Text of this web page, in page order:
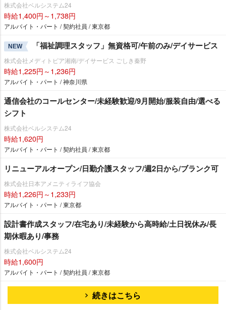
株式会社ベルシステム24
時給1,400円～1,738円
アルバイト・パート / 契約社員 / 東京都
NEW 「福祉調理スタッフ」無資格可/午前のみ/デイサービス
株式会社メディトピア湘南/デイサービス ごしき秦野
時給1,225円～1,236円
アルバイト・パート / 神奈川県
通信会社のコールセンター/未経験歓迎/9月開始/服装自由/選べる
シフト
株式会社ベルシステム24
時給1,620円
アルバイト・パート / 契約社員 / 東京都
リニューアルオープン/日勤介護スタッフ/週2日から/ブランク可
株式会社日本アメニティライフ協会
時給1,226円～1,233円
アルバイト・パート / 東京都
設計書作成スタッフ/在宅あり/未経験から高時給/土日祝休み/長
期休暇あり/事務
株式会社ベルシステム24
時給1,600円
アルバイト・パート / 契約社員 / 東京都
続きはこちら